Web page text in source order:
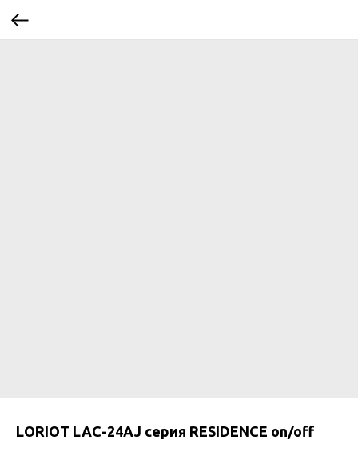
LORIOT LAC-24AJ серия RESIDENCE on/off